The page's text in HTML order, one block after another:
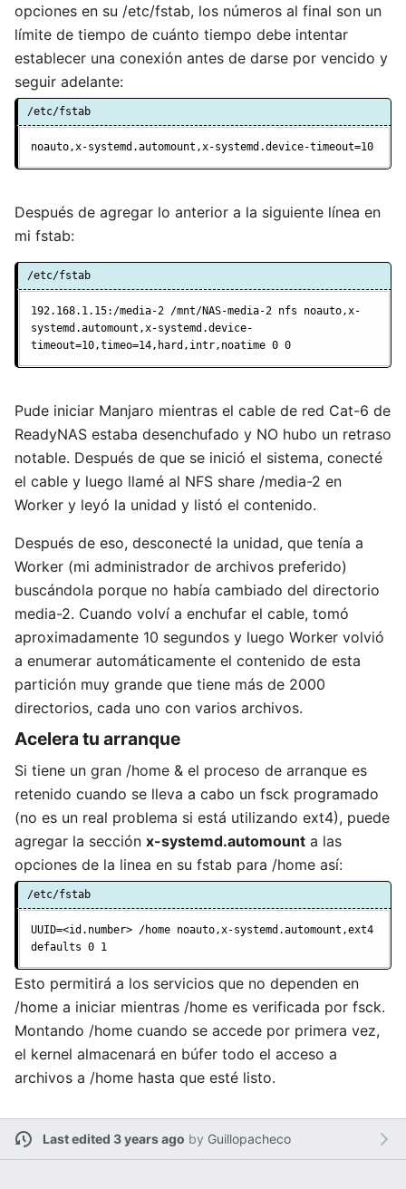
opciones en su /etc/fstab, los números al final son un
límite de tiempo de cuánto tiempo debe intentar
establecer una conexión antes de darse por vencido y
seguir adelante:
/etc/fstab
noauto,x-systemd.automount,x-systemd.device-timeout=10
Después de agregar lo anterior a la siguiente línea en
mi fstab:
/etc/fstab
192.168.1.15:/media-2 /mnt/NAS-media-2 nfs noauto,x-
systemd.automount,x-systemd.device-
timeout=10,timeo=14,hard,intr,noatime 0 0
Pude iniciar Manjaro mientras el cable de red Cat-6 de
ReadyNAS estaba desenchufado y NO hubo un retraso
notable. Después de que se inició el sistema, conecté
el cable y luego llamé al NFS share /media-2 en
Worker y leyó la unidad y listó el contenido.
Después de eso, desconecté la unidad, que tenía a
Worker (mi administrador de archivos preferido)
buscándola porque no había cambiado del directorio
media-2. Cuando volví a enchufar el cable, tomó
aproximadamente 10 segundos y luego Worker volvió
a enumerar automáticamente el contenido de esta
partición muy grande que tiene más de 2000
directorios, cada uno con varios archivos.
Acelera tu arranque
Si tiene un gran /home & el proceso de arranque es
retenido cuando se lleva a cabo un fsck programado
(no es un real problema si está utilizando ext4), puede
agregar la sección x-systemd.automount a las
opciones de la linea en su fstab para /home así:
/etc/fstab
UUID=<id.number> /home noauto,x-systemd.automount,ext4
defaults 0 1
Esto permitirá a los servicios que no dependen en
/home a iniciar mientras /home es verificada por fsck.
Montando /home cuando se accede por primera vez,
el kernel almacenará en búfer todo el acceso a
archivos a /home hasta que esté listo.
Last edited 3 years ago by Guillopacheco